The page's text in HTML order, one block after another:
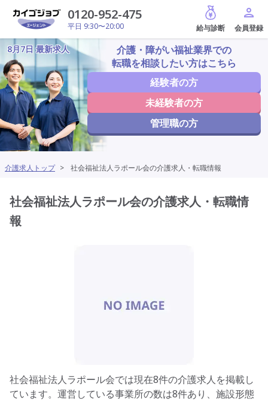
0120-952-475
平日 9:30〜20:00
給与診断
8月7日 最新求人
介護・障がい福祉業界での
転職を相談したい方はこちら
経験者の方
未経験者の方
管理職の方
介護求人トップ > 社会福祉法人ラポール会の介護求人・転職情報
社会福祉法人ラポール会の介護求人・転職情
報
社会福祉法人ラポール会では現在8件の介護求人を掲載し
ています。運営している事業所の数は8件あり、 施設形態